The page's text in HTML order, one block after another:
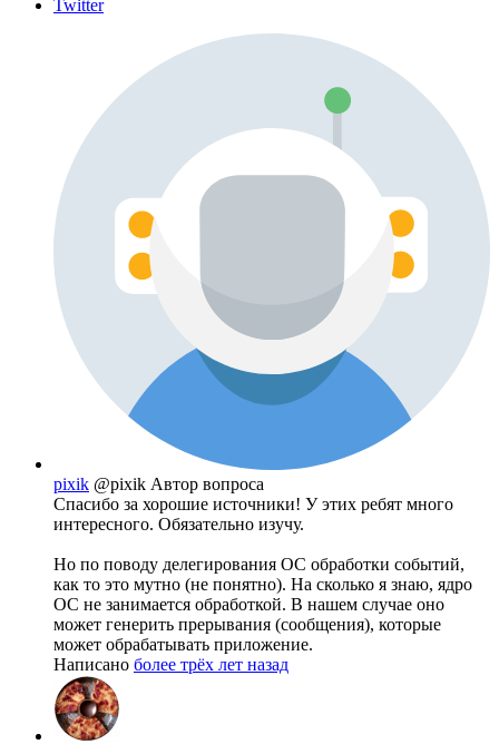
Twitter
pixik @pixik Автор вопроса
Спасибо за хорошие источники! У этих ребят много
интересного. Обязательно изучу.
Но по поводу делегирования ОС обработки событий,
как то это мутно (не понятно). На сколько я знаю, ядро
ОС не занимается обработкой. В нашем случае оно
может генерить прерывания (сообщения), которые
может обрабатывать приложение.
Написано более трёх лет назад